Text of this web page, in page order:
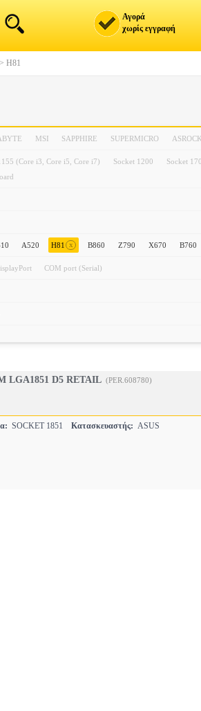
Αγορά
χωρίς εγγραφή
> H81
MSI SAPPHIRE SUPERMICRO ΑSROCK
(Core i3, Core i5, Core i7) Socket 1200 Socket
A520 H81 x B860 Z790 X670 B760
COM port (Serial)
LGA1851 D5 RETAIL (PER.608780)
SOCKET 1851 Κατασκευαστής: ASUS